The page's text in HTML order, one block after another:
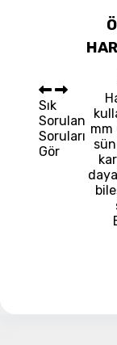
Sık
Sorulan
Soruları
Gör
mm